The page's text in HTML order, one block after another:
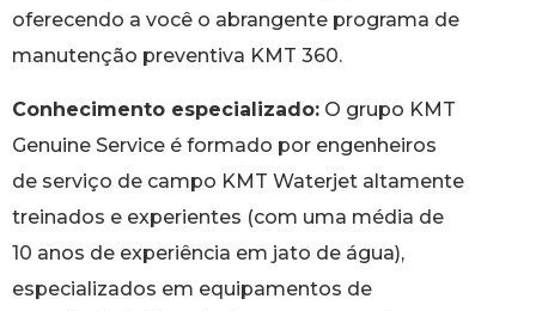
oferecendo a você o abrangente programa de
manutenção preventiva KMT 360.
Conhecimento especializado: O grupo KMT
Genuine Service é formado por engenheiros
de serviço de campo KMT Waterjet altamente
treinados e experientes (com uma média de
10 anos de experiência em jato de água),
especializados em equipamentos de